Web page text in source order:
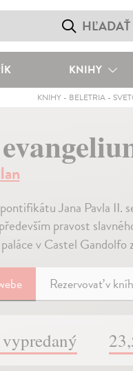
KNIHY
KNIHY - BELETRIA -
Jana Pavla II.
pravost
v Castel
Rezervovať v